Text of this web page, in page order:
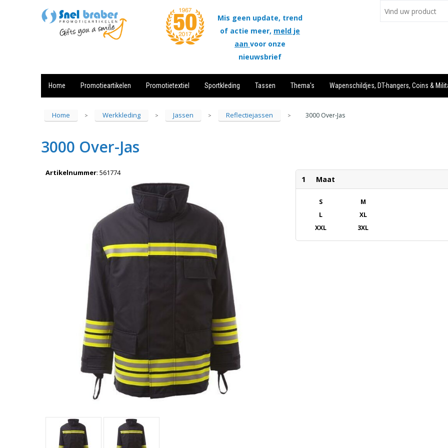
Mis geen update, trend
of actie meer, meld je
aan voor onze
nieuwsbrief
Home Promotieartikelen Promotietextiel Sportkleding Tassen Thema's Wapenschildjes, DT-hangers, Coins &
Home > Werkkleding > Jassen > Reflectiejassen > 3000 Over-Jas
3000 Over-Jas
Artikelnummer: 561774
1 Maat
S
M
L
XL
XXL
3XL